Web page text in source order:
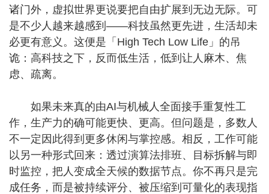
诸门外，虚拟世界更说要把自由扩展到无边无际。可
是不少人越来越感到——科技虽然更先进，生活却未
必更有意义。这便是「High Tech Low Life」的吊
诡：高科技之下，反而低生活，低到让人麻木、焦
虑、疏离。
如果未来真的由AI与机械人全面接手重复性工
作，生产力的确可能更快、更高。但问题是，多数人
不一定因此得到更多休闲与掌控感。相反，工作可能
以另一种形式回来：透过演算法排班、目标拆解与即
时监控，把人变成全天候的数据节点。你不再只是完
成任务，而是被持续评分、被压缩到可量化的表现指